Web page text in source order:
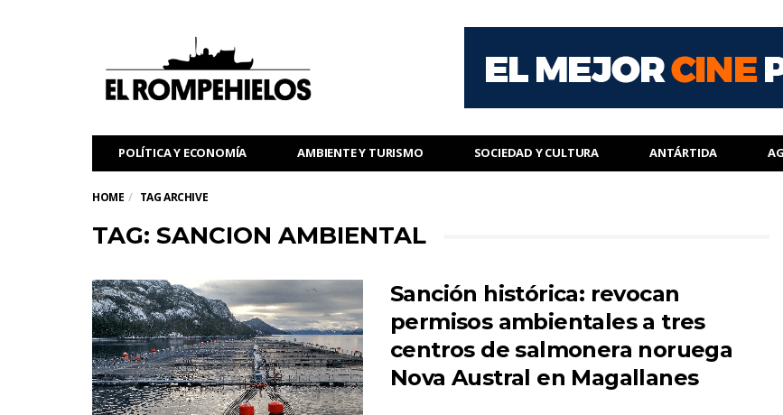
POLÍTICA Y ECONOMÍA AMBIENTE Y TURISMO SOCIEDAD Y CULTURA ANTÁRTIDA
HOME TAG ARCHIVE
TAG: SANCION AMBIENTAL
Sanción histórica: revocan
permisos ambientales a tres
centros de salmonera noruega
Nova Austral en Magallanes